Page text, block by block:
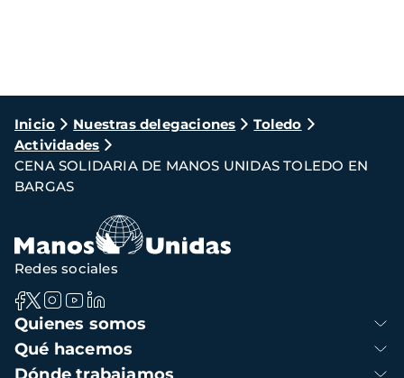
Ruta
de
navegación
Inicio Nuestras delegaciones
Toledo
Actividades
CENA SOLIDARIA DE MANOS UNIDAS TOLEDO EN
BARGAS
Navegación
principal
Quienes somos
Qué hacemos
Redes sociales